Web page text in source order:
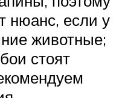
нюанс, если у
животные;
стоят